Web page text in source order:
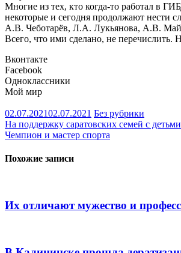
Многие из тех, кто когда-то работал в
некоторые и сегодня продолжают нести
А.В. Чеботарёв, Л.А. Лукьянова, А.В.
Всего, что ими сделано, не перечислить.
Вконтакте
Facebook
Одноклассники
Мой мир
02.07.202102.07.2021 Без рубрики
Навигация
по
записям
На поддержку саратовских семей с
Чемпион и мастер спорта
Похожие записи
Их отличают мужество и